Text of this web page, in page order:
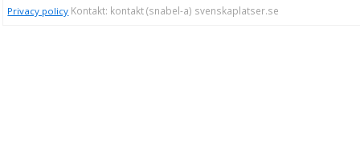
Privacy policy Kontakt: kontakt (snabel-a) svenskaplatser.se